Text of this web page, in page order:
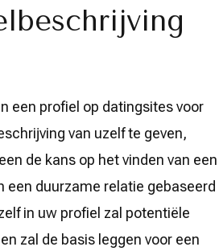
een profiel op datingsites voor
van uzelf te geven,
de kans op het vinden van een
een duurzame relatie gebaseerd
in uw profiel zal potentiële
zal de basis leggen voor een